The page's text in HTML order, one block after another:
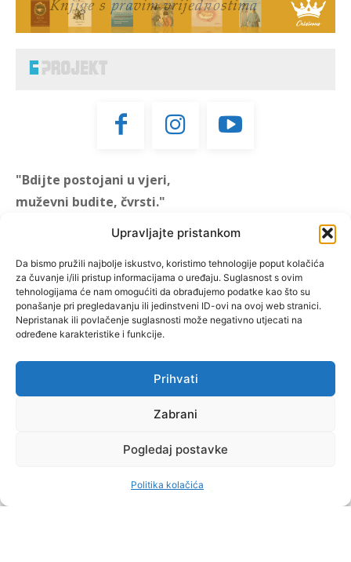
Upravljajte pristankom
Da bismo pružili najbolje iskustvo, koristimo tehnologije poput kolačića
za čuvanje i/ili pristup informacijama o uređaju. Suglasnost s ovim
tehnologijama će nam omogućiti da obrađujemo podatke kao što su
ponašanje pri pregledavanju ili jedinstveni ID-ovi na ovoj web stranici.
Nepristanak ili povlačenje suglasnosti može negativno utjecati na
određene karakteristike i funkcije.
Prihvati
Zabrani
Pogledaj postavke
Politika kolačića
"Bdijte postojani u vjeri,
muževni budite, čvrsti."
"Muževni budite" prvi je
hrvatski portal za katoličke
muškarce koji pokušava
reafirmirati u današnje
vrijeme itekako narušen
biblijski koncept muževnosti,
koji pokušavamo osvijetliti iz
više aspekata, prigodnih
rubrika i poticajnih inicijativa.